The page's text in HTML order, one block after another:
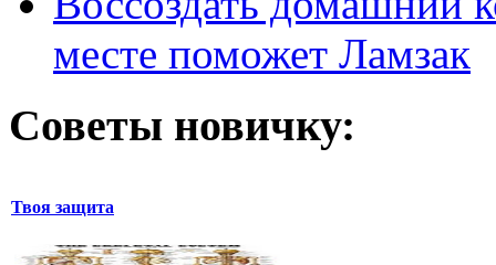
месте поможет Ламзак
Советы новичку:
Твоя защита